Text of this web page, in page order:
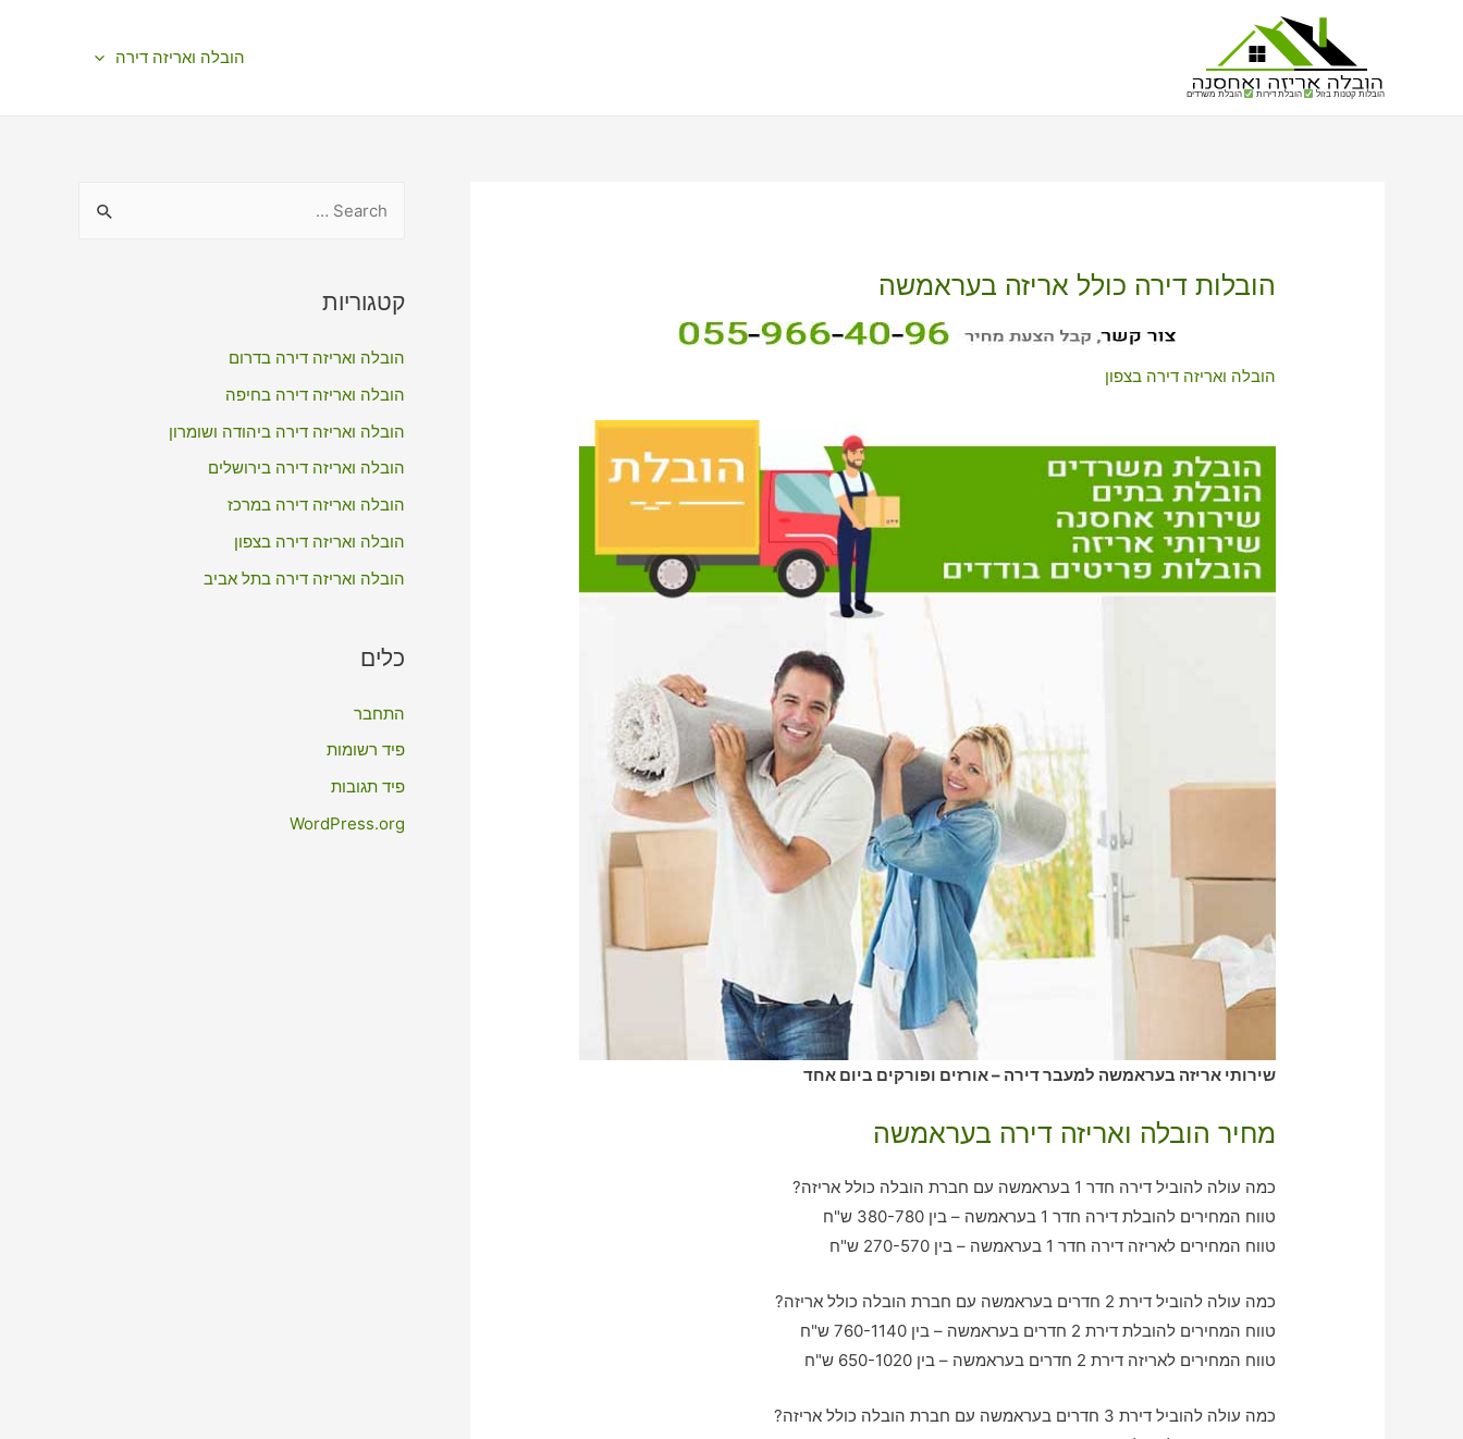
הובלות קטנות בזול הובלת דירות הובלת משרדים
הובלה ואריזה דירה
הובלות דירה כולל אריזה בעראמשה
הובלה ואריזה דירה בצפון
שירותי אריזה בעראמשה למעבר דירה – אורזים ופורקים ביום אחד
מחיר הובלה ואריזה דירה בעראמשה
כמה עולה להוביל דירה חדר 1 בעראמשה עם חברת הובלה כולל אריזה?
טווח המחירים להובלת דירה חדר 1 בעראמשה – בין 380-780 ש"ח
טווח המחירים לאריזה דירה חדר 1 בעראמשה – בין 270-570 ש"ח
כמה עולה להוביל דירת 2 חדרים בעראמשה עם חברת הובלה כולל אריזה?
טווח המחירים להובלת דירת 2 חדרים בעראמשה – בין 760-1140 ש"ח
טווח המחירים לאריזה דירת 2 חדרים בעראמשה – בין 650-1020 ש"ח
כמה עולה להוביל דירת 3 חדרים בעראמשה עם חברת הובלה כולל אריזה?
r
h
f
o
קטגוריות
הובלה ואריזה דירה בדרום
הובלה ואריזה דירה בחיפה
הובלה ואריזה דירה ביהודה ושומרון
הובלה ואריזה דירה בירושלים
הובלה ואריזה דירה במרכז
הובלה ואריזה דירה בצפון
הובלה ואריזה דירה בתל אביב
כלים
התחבר
פיד רשומות
פיד תגובות
WordPress.org